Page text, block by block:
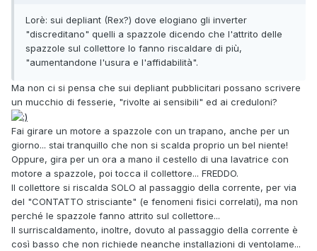
Lorè: sui depliant (Rex?) dove elogiano gli inverter
"discreditano" quelli a spazzole dicendo che l'attrito delle
spazzole sul collettore lo fanno riscaldare di più,
"aumentandone l'usura e l'affidabilità".
Ma non ci si pensa che sui depliant pubblicitari possano scrivere
un mucchio di fesserie, "rivolte ai sensibili" ed ai creduloni?
Fai girare un motore a spazzole con un trapano, anche per un
giorno... stai tranquillo che non si scalda proprio un bel niente!
Oppure, gira per un ora a mano il cestello di una lavatrice con
motore a spazzole, poi tocca il collettore... FREDDO.
Il collettore si riscalda SOLO al passaggio della corrente, per via
del "CONTATTO strisciante" (e fenomeni fisici correlati), ma non
perché le spazzole fanno attrito sul collettore...
Il surriscaldamento, inoltre, dovuto al passaggio della corrente è
così basso che non richiede neanche installazioni di ventolame...